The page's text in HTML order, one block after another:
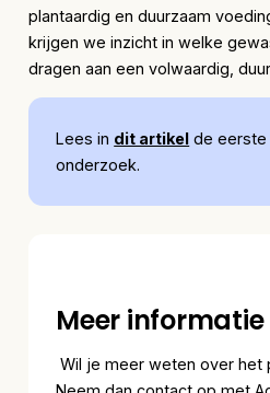
plantaardig en duurzaam
krijgen we inzicht in welke
dragen aan een volwaardig,
Lees in dit artikel de eerste
onderzoek.
Meer informatie
Wil je meer weten over het